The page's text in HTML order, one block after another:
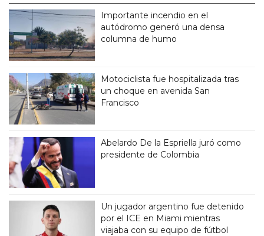
Importante incendio en el
autódromo generó una densa
columna de humo
Motociclista fue hospitalizada tras
un choque en avenida San
Francisco
Abelardo De la Espriella juró como
presidente de Colombia
Un jugador argentino fue detenido
por el ICE en Miami mientras
viajaba con su equipo de fútbol